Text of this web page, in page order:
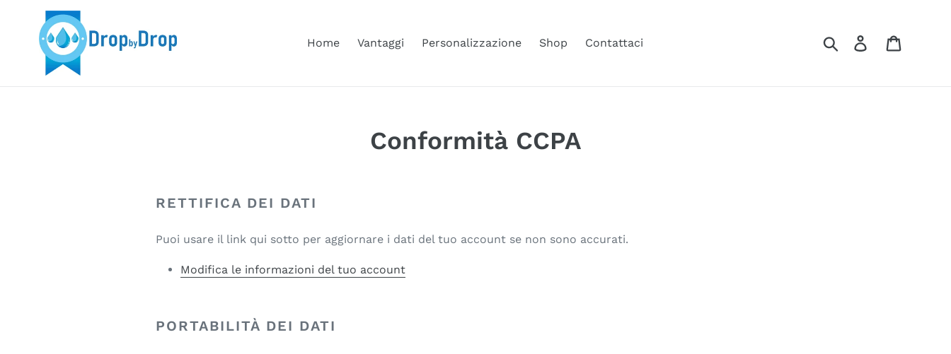
contenuto
Home Vantaggi Personalizzazione Shop Contattaci RicercaAccedi
Conformità CCPA
RETTIFICA DEI DATI
Puoi usare il link qui sotto per aggiornare i dati del tuo account se non sono accurati.
Modifica le informazioni del tuo account
PORTABILITÀ DEI DATI